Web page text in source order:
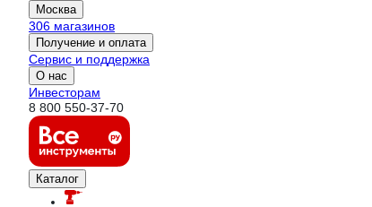
Москва
306 магазинов
Получение и оплата
Сервис и поддержка
О нас
Инвесторам
8 800 550-37-70
Каталог